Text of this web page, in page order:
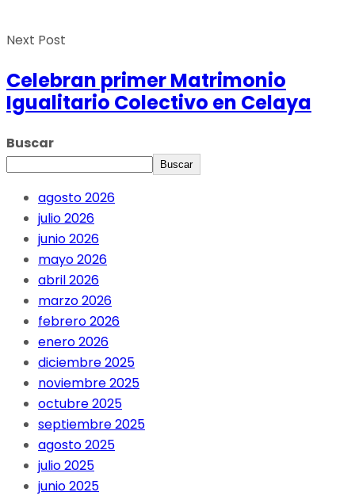
Next Post
Celebran primer Matrimonio
Igualitario Colectivo en Celaya
Buscar
Buscar
agosto 2026
julio 2026
junio 2026
mayo 2026
abril 2026
marzo 2026
febrero 2026
enero 2026
diciembre 2025
noviembre 2025
octubre 2025
septiembre 2025
agosto 2025
julio 2025
junio 2025